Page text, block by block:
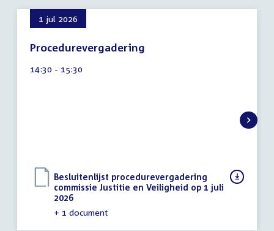
1 jul 2026
Procedurevergadering
augustus
Tijd
14:30 - 15:30
Download
bestand:
Besluitenlijst procedurevergadering
commissie Justitie en Veiligheid op 1 juli
2026(PDF)
+ 1 document